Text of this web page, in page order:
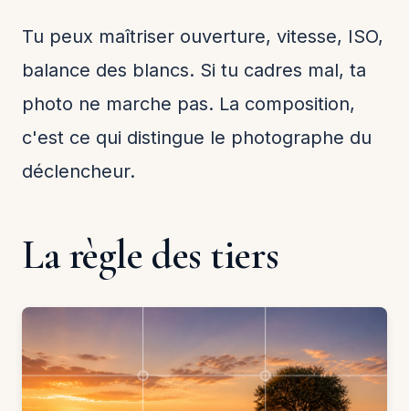
Tu peux maîtriser ouverture, vitesse, ISO,
balance des blancs. Si tu cadres mal, ta
photo ne marche pas. La composition,
c'est ce qui distingue le photographe du
déclencheur.
La règle des tiers